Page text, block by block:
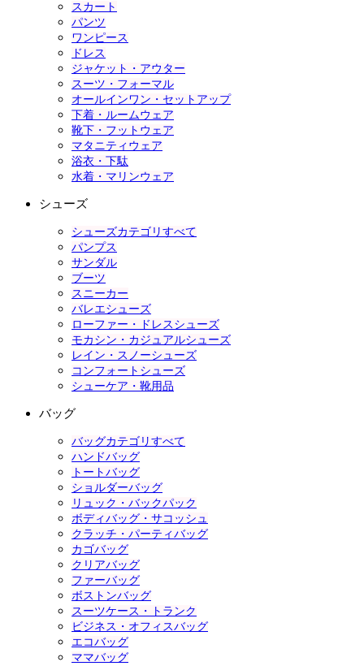
スカート
パンツ
ワンピース
ドレス
ジャケット・アウター
スーツ・フォーマル
オールインワン・セットアップ
下着・ルームウェア
靴下・フットウェア
マタニティウェア
浴衣・下駄
水着・マリンウェア
シューズ
シューズカテゴリすべて
パンプス
サンダル
ブーツ
スニーカー
バレエシューズ
ローファー・ドレスシューズ
モカシン・カジュアルシューズ
レイン・スノーシューズ
コンフォートシューズ
シューケア・靴用品
バッグ
バッグカテゴリすべて
ハンドバッグ
トートバッグ
ショルダーバッグ
リュック・バックパック
ボディバッグ・サコッシュ
クラッチ・パーティバッグ
カゴバッグ
クリアバッグ
ファーバッグ
ボストンバッグ
スーツケース・トランク
ビジネス・オフィスバッグ
エコバッグ
ママバッグ